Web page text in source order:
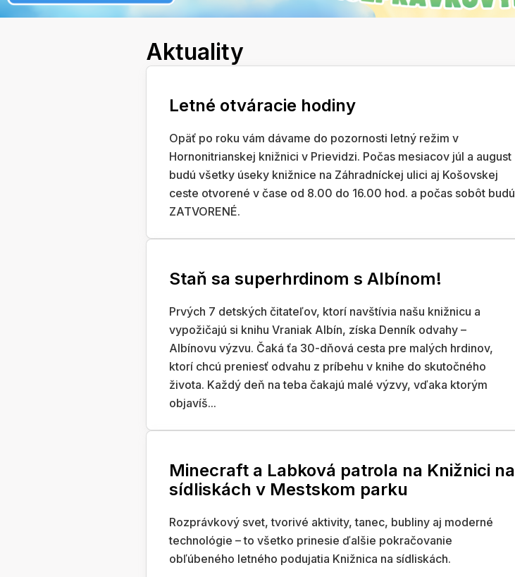
Aktuality
Letné otváracie hodiny
Opäť po roku vám dávame do pozornosti letný režim v
Hornonitrianskej knižnici v Prievidzi. Počas mesiacov júl a august
budú všetky úseky knižnice na Záhradníckej ulici aj Košovskej
ceste otvorené v čase od 8.00 do 16.00 hod. a počas sobôt budú
ZATVORENÉ.
Staň sa superhrdinom s Albínom!
Prvých 7 detských čitateľov, ktorí navštívia našu knižnicu a
vypožičajú si knihu Vraniak Albín, získa Denník odvahy –
Albínovu výzvu. Čaká ťa 30-dňová cesta pre malých hrdinov,
ktorí chcú preniesť odvahu z príbehu v knihe do skutočného
života. Každý deň na teba čakajú malé výzvy, vďaka ktorým
objavíš...
Minecraft a Labková patrola na Knižnici na
sídliskách v Mestskom parku
Rozprávkový svet, tvorivé aktivity, tanec, bubliny aj moderné
technológie – to všetko prinesie ďalšie pokračovanie
obľúbeného letného podujatia Knižnica na sídliskách.